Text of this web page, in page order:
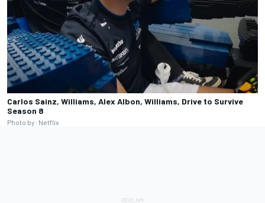
Carlos Sainz, Williams, Alex Albon, Williams, Drive to Survive
Season 8
Photo by: Netflix